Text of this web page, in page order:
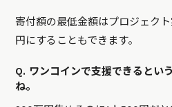
寄付額の最低金額はプロジェク
円にすることもできます。
Q. ワンコインで支援できるとい
ね。